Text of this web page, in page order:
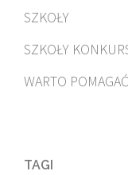
SZKOŁY
SZKOŁY
WARTO POMAGAĆ
TAGI